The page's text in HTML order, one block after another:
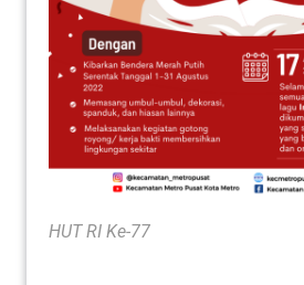
HUT RI Ke-77